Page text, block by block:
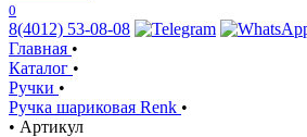
0
8(4012) 53-08-08
Главная •
Каталог •
Ручки •
Ручка шариковая Renk •
• Артикул